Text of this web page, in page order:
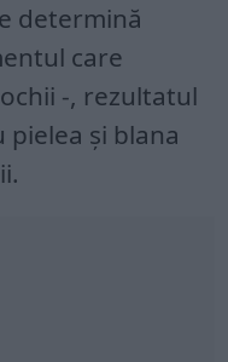
determină
care
-, rezultatul
pielea şi blana